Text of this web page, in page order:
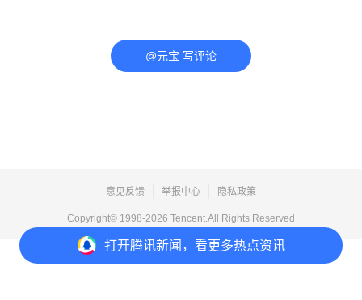
打开腾讯新闻，看更多热点资讯
@元宝 写评论
意见反馈 举报中心 隐私政策
Copyright© 1998-2026 Tencent.All Rights Reserved